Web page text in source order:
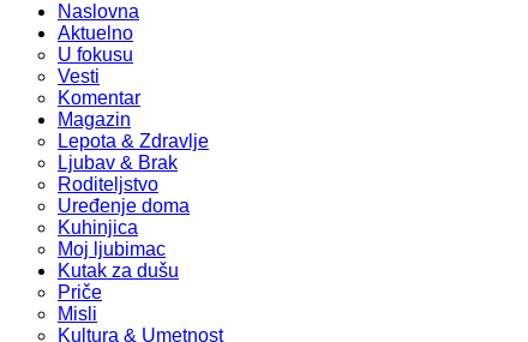
Naslovna
Aktuelno
U fokusu
Vesti
Komentar
Magazin
Lepota & Zdravlje
Ljubav & Brak
Roditeljstvo
Uređenje doma
Kuhinjica
Moj ljubimac
Kutak za dušu
Priče
Misli
Kultura & Umetnost